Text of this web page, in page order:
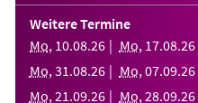
Weitere Termine
Mo, 10.08.26 Mo, 17.08.26
Mo, 31 .08.26 Mo, 07.09.26
Mo, 21 .09.26 Mo, 28.09.26